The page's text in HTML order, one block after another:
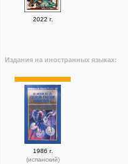
2022 г.
Издания на иностранных языках:
1986 г.
(испанский)